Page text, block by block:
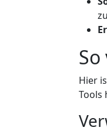
Hier
Tools